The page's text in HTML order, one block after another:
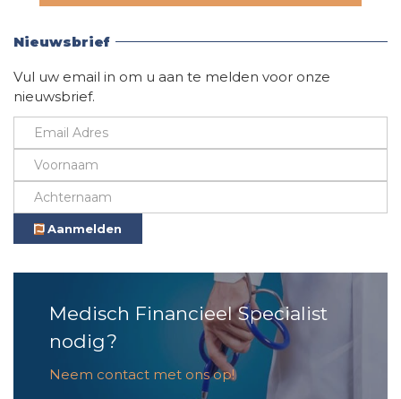
Nieuwsbrief
Vul uw email in om u aan te melden voor onze
nieuwsbrief.
Aanmelden
Medisch Financieel Specialist
nodig?
Neem contact met ons op!